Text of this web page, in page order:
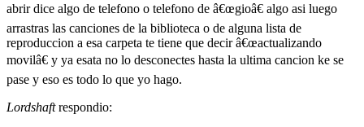
abrir dice algo de telefono o telefono de â€œgioâ€ algo asi luego
arrastras las canciones de la biblioteca o de alguna lista de
reproduccion a esa carpeta te tiene que decir â€œactualizando
movilâ€ y ya esata no lo desconectes hasta la ultima cancion ke se
pase y eso es todo lo que yo hago.
Lordshaftrespondio: